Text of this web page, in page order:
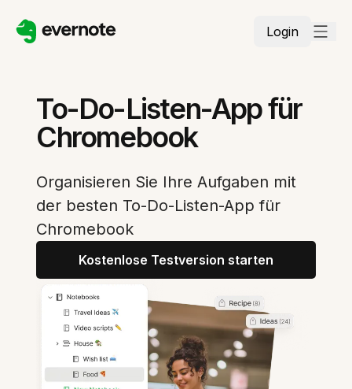
Login
To-Do-Listen-App für
Chromebook
Organisieren Sie Ihre Aufgaben mit
der besten To-Do-Listen-App für
Chromebook
Kostenlose Testversion starten